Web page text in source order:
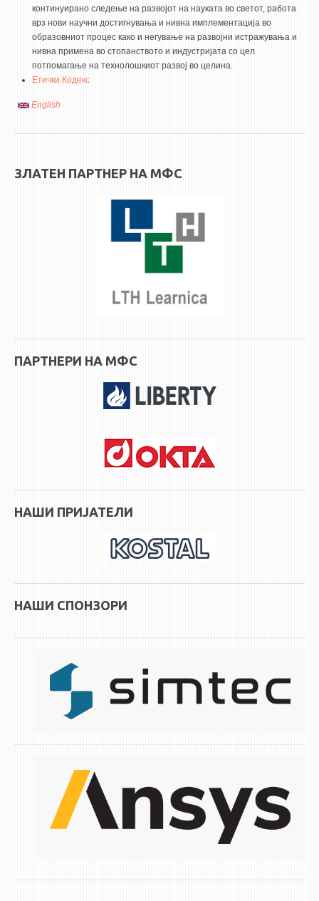
ЛАБОРАНТИ
ПЕНЗИОНИРАН КАДАР
IN MEMORIAM
СТУДИИ
ЕКВИВАЛЕНЦИИ ОД СТАРИ СТУДИСКИ ПРОГРАМИ
СТУДЕНТСКА СЛУЖБА
ДА ВИНЧИ МАГАЗИН
СТИПЕНДИИ/ПРАКСИ
континуирано следење на развојот на науката во светот, работа
врз нови научни достигнувања и нивна имплементација во
образовниот процес како и негување на развојни истражувања и
нивна примена во стопанството и индустријата со цел
потпомагање на технолошкиот развој во целина.
Етички Кодекс
English
ЗЛАТЕН ПАРТНЕР НА МФС
ПАРТНЕРИ НА МФС
НАШИ ПРИЈАТЕЛИ
НАШИ СПОНЗОРИ